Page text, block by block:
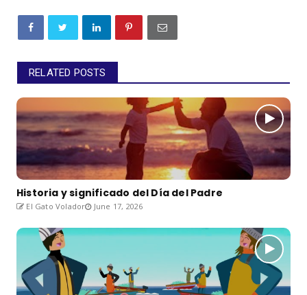
RELATED POSTS
Historia y significado del Día del Padre
El Gato Volador June 17, 2026